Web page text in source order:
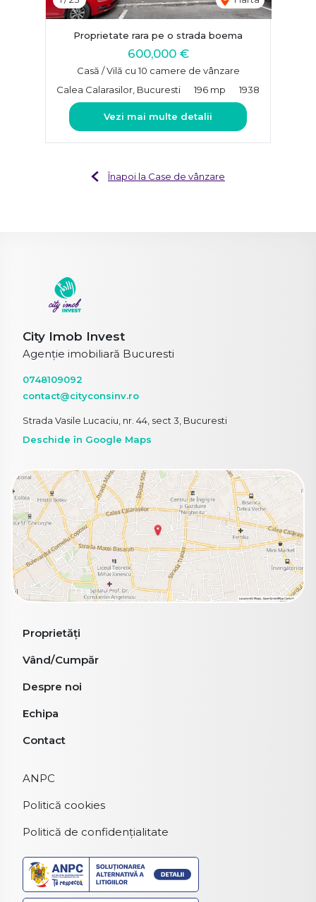
Proprietate rara pe o strada boema
600,000 €
Casă / Vilă cu 10 camere de vânzare
Calea Calarasilor, Bucuresti
196 mp 1938
Vezi mai multe detalii
Înapoi la Case de vânzare
City Imob Invest
Agenție imobiliară Bucuresti
0748109092
contact@cityconsinv.ro
Strada Vasile Lucaciu, nr. 44, sect 3, Bucuresti
Deschide în Google Maps
Proprietăți
Vând/Cumpăr
Despre noi
Echipa
Contact
ANPC
Politică cookies
Politică de confidențialitate